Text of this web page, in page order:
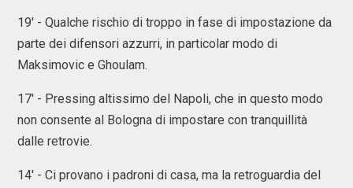
19' - Qualche rischio di troppo in fase di impostazione da
parte dei difensori azzurri, in particolar modo di
Maksimovic e Ghoulam.
17' - Pressing altissimo del Napoli, che in questo modo
non consente al Bologna di impostare con tranquillità
dalle retrovie.
14' - Ci provano i padroni di casa, ma la retroguardia del